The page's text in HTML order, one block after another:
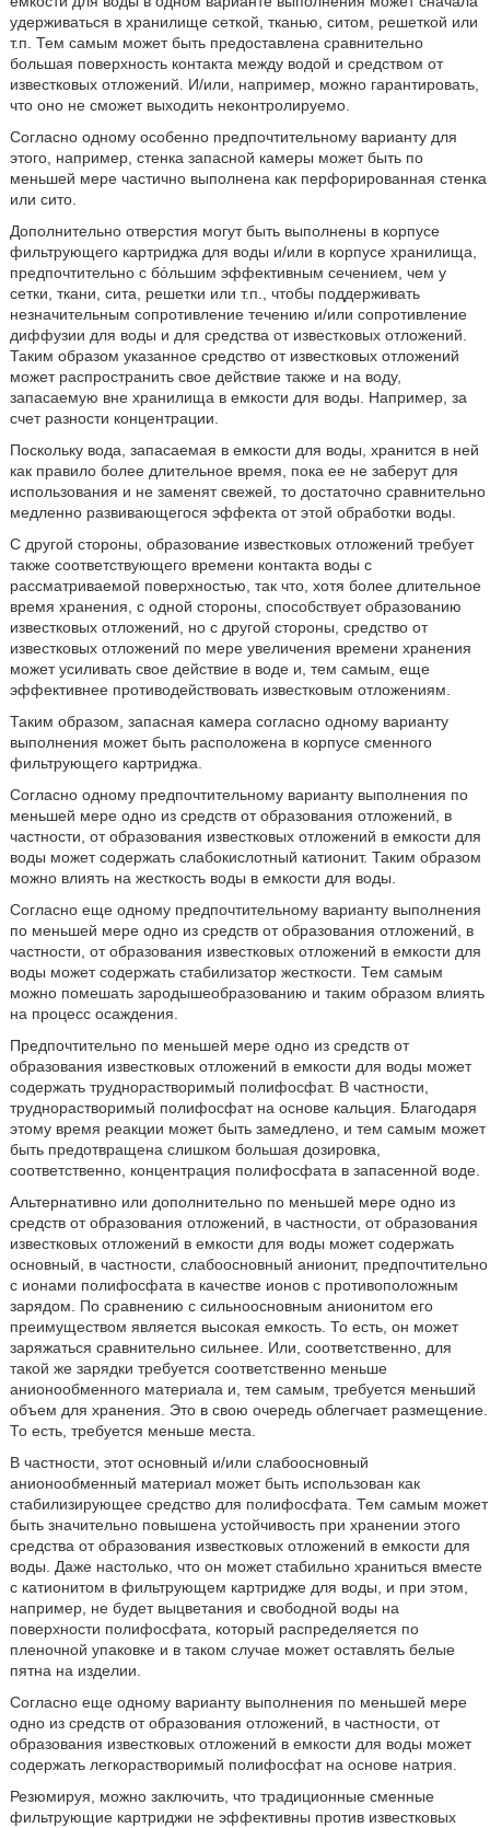
удерживаться в хранилище сеткой, тканью, ситом, решеткой или
т.п. Тем самым может быть предоставлена сравнительно
большая поверхность контакта между водой и средством от
известковых отложений. И/или, например, можно гарантировать,
что оно не сможет выходить неконтролируемо.
Согласно одному особенно предпочтительному варианту для
этого, например, стенка запасной камеры может быть по
меньшей мере частично выполнена как перфорированная стенка
или сито.
Дополнительно отверстия могут быть выполнены в корпусе
фильтрующего картриджа для воды и/или в корпусе хранилища,
предпочтительно с бόльшим эффективным сечением, чем у
сетки, ткани, сита, решетки или т.п., чтобы поддерживать
незначительным сопротивление течению и/или сопротивление
диффузии для воды и для средства от известковых отложений.
Таким образом указанное средство от известковых отложений
может распространить свое действие также и на воду,
запасаемую вне хранилища в емкости для воды. Например, за
счет разности концентрации.
Поскольку вода, запасаемая в емкости для воды, хранится в ней
как правило более длительное время, пока ее не заберут для
использования и не заменят свежей, то достаточно сравнительно
медленно развивающегося эффекта от этой обработки воды.
С другой стороны, образование известковых отложений требует
также соответствующего времени контакта воды с
рассматриваемой поверхностью, так что, хотя более длительное
время хранения, с одной стороны, способствует образованию
известковых отложений, но с другой стороны, средство от
известковых отложений по мере увеличения времени хранения
может усиливать свое действие в воде и, тем самым, еще
эффективнее противодействовать известковым отложениям.
Таким образом, запасная камера согласно одному варианту
выполнения может быть расположена в корпусе сменного
фильтрующего картриджа.
Согласно одному предпочтительному варианту выполнения по
меньшей мере одно из средств от образования отложений, в
частности, от образования известковых отложений в емкости для
воды может содержать слабокислотный катионит. Таким образом
можно влиять на жесткость воды в емкости для воды.
Согласно еще одному предпочтительному варианту выполнения
по меньшей мере одно из средств от образования отложений, в
частности, от образования известковых отложений в емкости для
воды может содержать стабилизатор жесткости. Тем самым
можно помешать зародышеобразованию и таким образом влиять
на процесс осаждения.
Предпочтительно по меньшей мере одно из средств от
образования известковых отложений в емкости для воды может
содержать труднорастворимый полифосфат. В частности,
труднорастворимый полифосфат на основе кальция. Благодаря
этому время реакции может быть замедлено, и тем самым может
быть предотвращена слишком большая дозировка,
соответственно, концентрация полифосфата в запасенной воде.
Альтернативно или дополнительно по меньшей мере одно из
средств от образования отложений, в частности, от образования
известковых отложений в емкости для воды может содержать
основный, в частности, слабоосновный анионит, предпочтительно
с ионами полифосфата в качестве ионов с противоположным
зарядом. По сравнению с сильноосновным анионитом его
преимуществом является высокая емкость. То есть, он может
заряжаться сравнительно сильнее. Или, соответственно, для
такой же зарядки требуется соответственно меньше
анионообменного материала и, тем самым, требуется меньший
объем для хранения. Это в свою очередь облегчает размещение.
То есть, требуется меньше места.
В частности, этот основный и/или слабоосновный
анионообменный материал может быть использован как
стабилизирующее средство для полифосфата. Тем самым может
быть значительно повышена устойчивость при хранении этого
средства от образования известковых отложений в емкости для
воды. Даже настолько, что он может стабильно храниться вместе
с катионитом в фильтрующем картридже для воды, и при этом,
например, не будет выцветания и свободной воды на
поверхности полифосфата, который распределяется по
пленочной упаковке и в таком случае может оставлять белые
пятна на изделии.
Согласно еще одному варианту выполнения по меньшей мере
одно из средств от образования отложений, в частности, от
образования известковых отложений в емкости для воды может
содержать легкорастворимый полифосфат на основе натрия.
Резюмируя, можно заключить, что традиционные сменные
фильтрующие картриджи не эффективны против известковых